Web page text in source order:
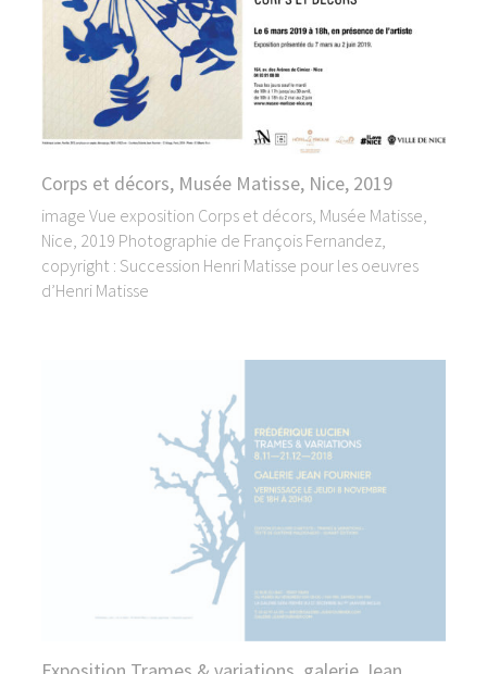
Corps et décors, Musée Matisse, Nice, 2019
image Vue exposition Corps et décors, Musée Matisse,
Nice, 2019 Photographie de François Fernandez,
copyright : Succession Henri Matisse pour les oeuvres
d’Henri Matisse